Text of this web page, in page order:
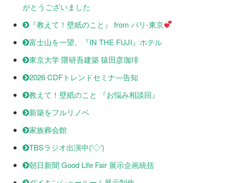
がとうございました
『教えて！壁紙のこと』 from パリ-東京
富士山を一望、『IN THE FUJI』ホテル
東京大学 隈研吾建築 猿田彦珈琲
2026 CDFトレンドセミナ―告知
教えて！壁紙のこと 『お悩み相談回』
新築をフルリノベ
家族葬会館
TBSラジオ出演中('◇')ゞ
朝日新聞 Good Life Fair 展示企画統括